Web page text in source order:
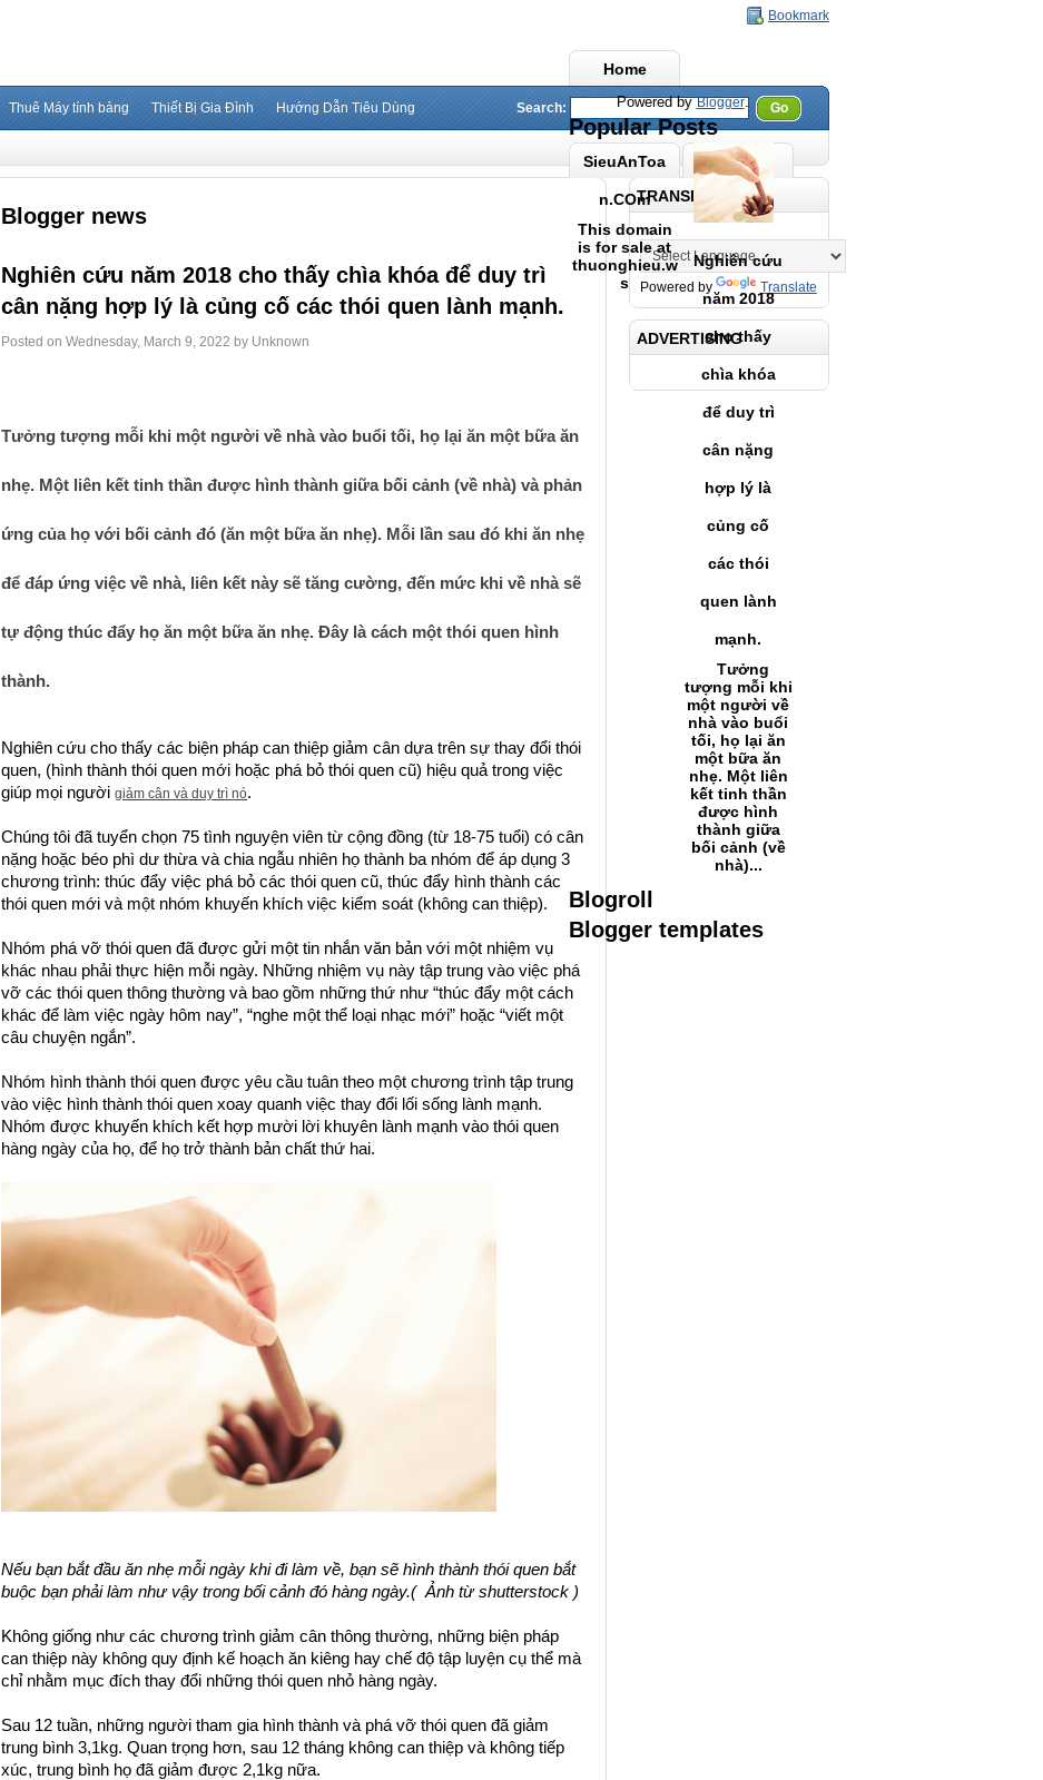
Bookmark
Home
Powered byBlogger.
Popular Posts
SieuAnToa
n.COm
This domain
is for sale at
thuonghieu.w
s
Nghiên cứu
năm 2018
cho thấy
chìa khóa
để duy trì
cân nặng
hợp lý là
củng cố
các thói
quen lành
mạnh.
Tưởng
tượng mỗi khi
một người về
nhà vào buổi
tối, họ lại ăn
một bữa ăn
nhẹ. Một liên
kết tinh thần
được hình
thành giữa
bối cảnh (về
nhà)...
Blogroll
Blogger templates
Thuê Máy tính bảng Thiết Bị Gia Đình Hướng Dẫn Tiêu Dùng Search: Go
Blogger news
Nghiên cứu năm 2018 cho thấy chìa khóa để duy trì
cân nặng hợp lý là củng cố các thói quen lành mạnh.
Posted on Wednesday, March 9, 2022 by Unknown
Tưởng tượng mỗi khi một người về nhà vào buổi tối, họ lại ăn một bữa ăn
nhẹ. Một liên kết tinh thần được hình thành giữa bối cảnh (về nhà) và phản
ứng của họ với bối cảnh đó (ăn một bữa ăn nhẹ). Mỗi lần sau đó khi ăn nhẹ
để đáp ứng việc về nhà, liên kết này sẽ tăng cường, đến mức khi về nhà sẽ
tự động thúc đẩy họ ăn một bữa ăn nhẹ. Đây là cách một thói quen hình
thành.
Nghiên cứu cho thấy các biện pháp can thiệp giảm cân dựa trên sự thay đổi thói
quen, (hình thành thói quen mới hoặc phá bỏ thói quen cũ) hiệu quả trong việc
giúp mọi người giảm cân và duy trì nó.
Chúng tôi đã tuyển chọn 75 tình nguyện viên từ cộng đồng (từ 18-75 tuổi) có cân
nặng hoặc béo phì dư thừa và chia ngẫu nhiên họ thành ba nhóm để áp dụng 3
chương trình: thúc đẩy việc phá bỏ các thói quen cũ, thúc đẩy hình thành các
thói quen mới và một nhóm khuyến khích việc kiểm soát (không can thiệp).
Nhóm phá vỡ thói quen đã được gửi một tin nhắn văn bản với một nhiệm vụ
khác nhau phải thực hiện mỗi ngày. Những nhiệm vụ này tập trung vào việc phá
vỡ các thói quen thông thường và bao gồm những thứ như “thúc đẩy một cách
khác để làm việc ngày hôm nay”, “nghe một thể loại nhạc mới” hoặc “viết một
câu chuyện ngắn”.
Nhóm hình thành thói quen được yêu cầu tuân theo một chương trình tập trung
vào việc hình thành thói quen xoay quanh việc thay đổi lối sống lành mạnh.
Nhóm được khuyến khích kết hợp mười lời khuyên lành mạnh vào thói quen
hàng ngày của họ, để họ trở thành bản chất thứ hai.
Nếu bạn bắt đầu ăn nhẹ mỗi ngày khi đi làm về, bạn sẽ hình thành thói quen bắt
buộc bạn phải làm như vậy trong bối cảnh đó hàng ngày.(  Ảnh từ shutterstock )
Không giống như các chương trình giảm cân thông thường, những biện pháp
can thiệp này không quy định kế hoạch ăn kiêng hay chế độ tập luyện cụ thể mà
chỉ nhằm mục đích thay đổi những thói quen nhỏ hàng ngày.
Sau 12 tuần, những người tham gia hình thành và phá vỡ thói quen đã giảm
trung bình 3,1kg. Quan trọng hơn, sau 12 tháng không can thiệp và không tiếp
xúc, trung bình họ đã giảm được 2,1kg nữa.
TRANSLATE
Powered by Translate
ADVERTISING